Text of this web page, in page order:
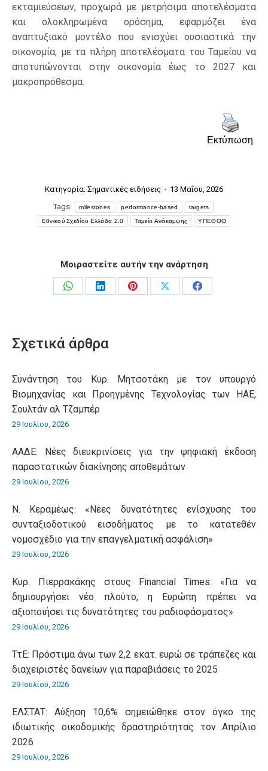
εκταμιεύσεων, προχωρά με μετρήσιμα αποτελέσματα
και ολοκληρωμένα ορόσημα, εφαρμόζει ένα
αναπτυξιακό μοντέλο που ενισχύει ουσιαστικά την
οικονομία, με τα πλήρη αποτελέσματα του Ταμείου να
αποτυπώνονται στην οικονομία έως το 2027 και
μακροπρόθεσμα.
Εκτύπωση
Κατηγορία: Σημαντικές ειδήσεις
13 Μαΐου, 2026
Tags:
milestones performance-based targets
Εθνικού Σχεδίου Ελλάδα 2.0 Ταμείο Ανάκαμψης ΥΠΕΘΟΟ
Μοιραστείτε αυτήν την ανάρτηση
Share
Share
Share
Share
Share
Σχετικά άρθρα
Συνάντηση του Κυρ. Μητσοτάκη με τον υπουργό
Βιομηχανίας και Προηγμένης Τεχνολογίας των ΗΑΕ,
Σουλτάν αλ Τζαμπέρ
29 Ιουλίου, 2026
ΑΑΔΕ: Νέες διευκρινίσεις για την ψηφιακή έκδοση
παραστατικών διακίνησης αποθεμάτων
29 Ιουλίου, 2026
Ν. Κεραμέως: «Νέες δυνατότητες ενίσχυσης του
συνταξιοδοτικού εισοδήματος με το κατατεθέν
νομοσχέδιο για την επαγγελματική ασφάλιση»
29 Ιουλίου, 2026
Κυρ. Πιερρακάκης στους Financial Times: «Για να
δημιουργήσει νέο πλούτο, η Ευρώπη πρέπει να
αξιοποιήσει τις δυνατότητες του ραδιοφάσματος»
29 Ιουλίου, 2026
ΤτΕ: Πρόστιμα άνω των 2,2 εκατ. ευρώ σε τράπεζες και
διαχειριστές δανείων για παραβιάσεις το 2025
29 Ιουλίου, 2026
ΕΛΣΤΑΤ: Αύξηση 10,6% σημειώθηκε στον όγκο της
ιδιωτικής οικοδομικής δραστηριότητας τον Απρίλιο
2026
29 Ιουλίου, 2026